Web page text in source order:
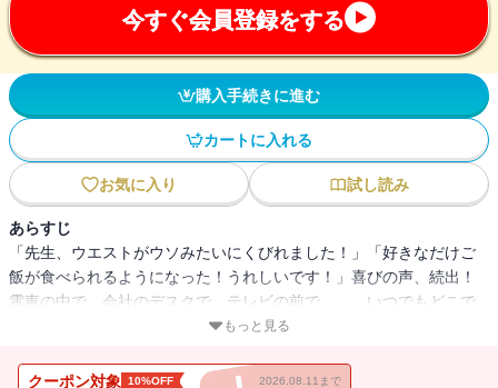
今すぐ会員登録をする
購入手続きに進む
カートに入れる
お気に入り 試し読み
あらすじ
「先生、ウエストがウソみたいにくびれました！」「好きなだけご
飯が食べられるようになった！うれしいです！」喜びの声、続出！
電車の中で、会社のデスクで、テレビの前で……。いつでもどこで
のの電子版！！
もっと見る
クーポン対象 10%OFF 2026.08.11まで